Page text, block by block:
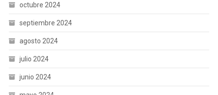
octubre 2024
septiembre 2024
agosto 2024
julio 2024
junio 2024